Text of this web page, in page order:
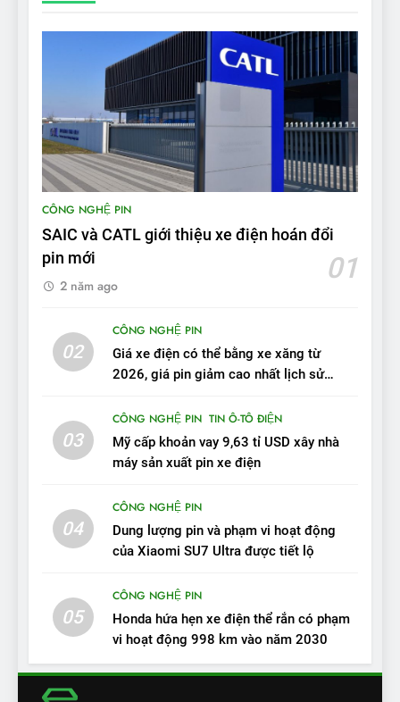
Bài kiểm tra của Mỹ về đối
thủ Tesla Model 3 của BYD:
‘Nó sang trọng hơn nhiều’
ĐÁNH GIÁ XE
9
BYD Seal 06 DM-i PHEV có
chất lượng tương xứng
ĐÁNH GIÁ XE
10
VinFast VF 7 tấm tắc: “Hơn
hẳn xe xăng”
ĐÁNH GIÁ XE
Người dùng nhận xét về
VinFast VF7: Độ hoàn thiện
đồng
12
VinFast VF7 – Mẫu xe cá
ĐÁNH GIÁ XE
Chuyên gia tiết lộ bài test
CÔNG NGHỆ PIN
SAIC và CATL giới thiệu xe điện hoán đổi
pin mới
01
2 năm ago
02
CÔNG NGHỆ PIN
Giá xe điện có thể bằng xe xăng từ
2026, giá pin giảm cao nhất lịch sử
03
CÔNG NGHỆ PIN TIN Ô-TÔ ĐIỆN
Mỹ cấp khoản vay 9,63 tỉ USD xây nhà
máy sản xuất pin xe điện
04
CÔNG NGHỆ PIN
Dung lượng pin và phạm vi hoạt động
của Xiaomi SU7 Ultra được tiết lộ
05
CÔNG NGHỆ PIN
Honda hứa hẹn xe điện thể rắn có phạm
vi hoạt động 998 km vào năm 2030